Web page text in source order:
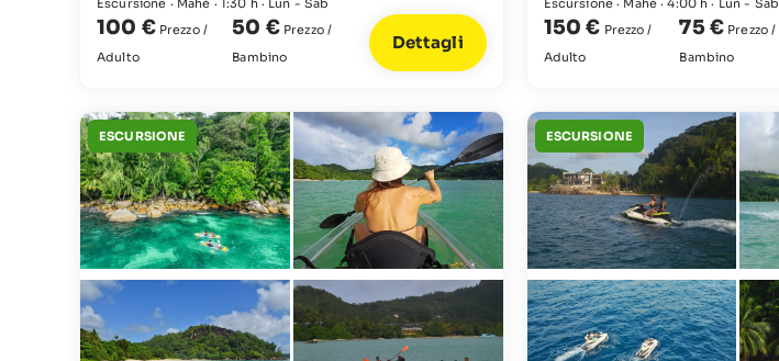
Escursione · Mahé · 1:30 h · Lun - Sab
100 € Prezzo /
Adulto
50 € Prezzo /
Bambino
Dettagli
Escursione · Mahé · 4:00 h · Lun - Sab
150 € Prezzo /
Adulto
75 € Prezzo /
Bambino
ESCURSIONE ESCURSIONE